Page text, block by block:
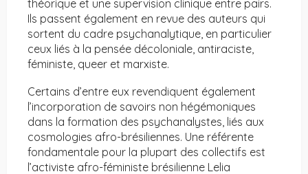
théorique et une supervision clinique entre pairs.
Ils passent également en revue des auteurs qui
sortent du cadre psychanalytique, en particulier
ceux liés à la pensée décoloniale, antiraciste,
féministe, queer et marxiste.
Certains d’entre eux revendiquent également
l’incorporation de savoirs non hégémoniques
dans la formation des psychanalystes, liés aux
cosmologies afro-brésiliennes. Une référente
fondamentale pour la plupart des collectifs est
l’activiste afro-féministe brésilienne Lelia